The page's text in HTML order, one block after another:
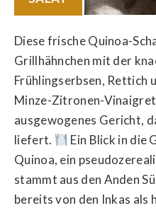
Diese frische Quinoa-
Grillhähnchen mit der
Frühlingserbsen, Rettich
Minze-Zitronen-
ausgewogenes Gericht,
liefert.
Ein Blick in die
Quinoa, ein
stammt aus den Anden
bereits von den Inkas als